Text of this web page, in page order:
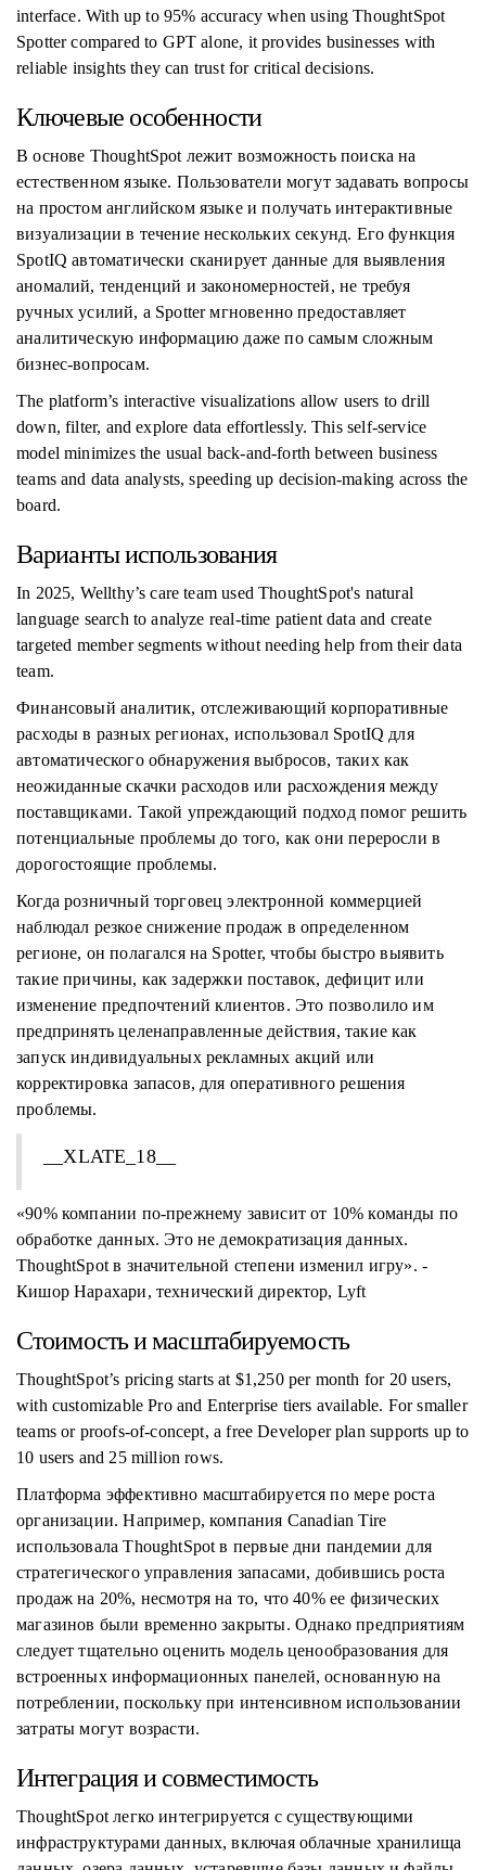
interface. With up to 95% accuracy when using ThoughtSpot
Spotter compared to GPT alone, it provides businesses with
reliable insights they can trust for critical decisions.
Ключевые особенности
В основе ThoughtSpot лежит возможность поиска на
естественном языке. Пользователи могут задавать вопросы
на простом английском языке и получать интерактивные
визуализации в течение нескольких секунд. Его функция
SpotIQ автоматически сканирует данные для выявления
аномалий, тенденций и закономерностей, не требуя
ручных усилий, а Spotter мгновенно предоставляет
аналитическую информацию даже по самым сложным
бизнес-вопросам.
The platform’s interactive visualizations allow users to drill
down, filter, and explore data effortlessly. This self-service
model minimizes the usual back-and-forth between business
teams and data analysts, speeding up decision-making across the
board.
Варианты использования
In 2025, Wellthy’s care team used ThoughtSpot's natural
language search to analyze real-time patient data and create
targeted member segments without needing help from their data
team.
Финансовый аналитик, отслеживающий корпоративные
расходы в разных регионах, использовал SpotIQ для
автоматического обнаружения выбросов, таких как
неожиданные скачки расходов или расхождения между
поставщиками. Такой упреждающий подход помог решить
потенциальные проблемы до того, как они переросли в
дорогостоящие проблемы.
Когда розничный торговец электронной коммерцией
наблюдал резкое снижение продаж в определенном
регионе, он полагался на Spotter, чтобы быстро выявить
такие причины, как задержки поставок, дефицит или
изменение предпочтений клиентов. Это позволило им
предпринять целенаправленные действия, такие как
запуск индивидуальных рекламных акций или
корректировка запасов, для оперативного решения
проблемы.
__XLATE_18__
«90% компании по-прежнему зависит от 10% команды по
обработке данных. Это не демократизация данных.
ThoughtSpot в значительной степени изменил игру». -
Кишор Нарахари, технический директор, Lyft
Стоимость и масштабируемость
ThoughtSpot’s pricing starts at $1,250 per month for 20 users,
with customizable Pro and Enterprise tiers available. For smaller
teams or proofs-of-concept, a free Developer plan supports up to
10 users and 25 million rows.
Платформа эффективно масштабируется по мере роста
организации. Например, компания Canadian Tire
использовала ThoughtSpot в первые дни пандемии для
стратегического управления запасами, добившись роста
продаж на 20%, несмотря на то, что 40% ее физических
магазинов были временно закрыты. Однако предприятиям
следует тщательно оценить модель ценообразования для
встроенных информационных панелей, основанную на
потреблении, поскольку при интенсивном использовании
затраты могут возрасти.
Интеграция и совместимость
ThoughtSpot легко интегрируется с существующими
инфраструктурами данных, включая облачные хранилища